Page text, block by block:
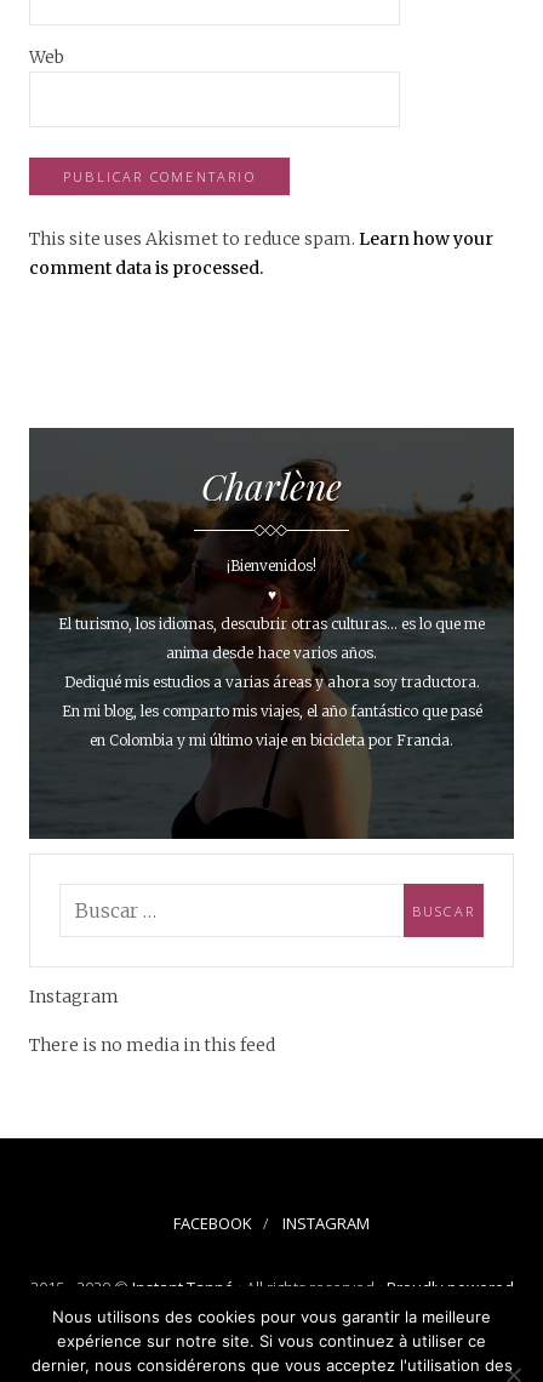
Web
This site uses Akismet to reduce spam. Learn how your
comment data is processed.
Charlène
¡Bienvenidos!
♥
El turismo, los idiomas, descubrir otras culturas... es lo que me
anima desde hace varios años.
Dediqué mis estudios a varias áreas y ahora soy traductora.
En mi blog, les comparto mis viajes, el año fantástico que pasé
en Colombia y mi último viaje en bicicleta por Francia.
Instagram
There is no media in this feed
FACEBOOK INSTAGRAM
2015 - 2020 © Instant Tanné • All rights reserved • Proudly powered
by WordPress-Theme: Silk Lite byPixelgrade.
Nous utilisons des cookies pour vous garantir la meilleure
expérience sur notre site. Si vous continuez à utiliser ce
dernier, nous considérerons que vous acceptez l'utilisation des